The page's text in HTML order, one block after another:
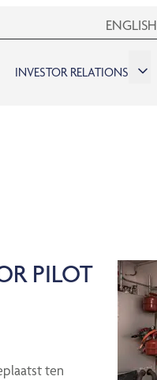
INVESTOR RELATIONS
ENGLISH
PILOT
ten